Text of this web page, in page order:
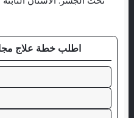
اطلب خطة علاج